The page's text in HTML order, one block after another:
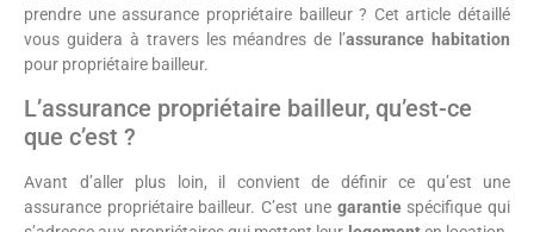
prendre une assurance propriétaire bailleur ? Cet article détaillé
vous guidera à travers les méandres de l’assurance habitation
pour propriétaire bailleur.
L’assurance propriétaire bailleur, qu’est-ce
que c’est ?
Avant d’aller plus loin, il convient de définir ce qu’est une
assurance propriétaire bailleur. C’est une garantiespécifique qui